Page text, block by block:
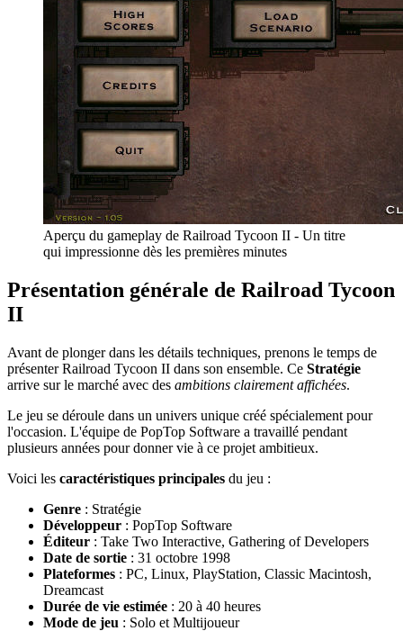
Aperçu du gameplay de Railroad Tycoon II - Un titre
qui impressionne dès les premières minutes
Présentation générale de Railroad Tycoon
II
Avant de plonger dans les détails techniques, prenons le temps de
présenter Railroad Tycoon II dans son ensemble. Ce Stratégie
arrive sur le marché avec des ambitions clairement affichées.
Le jeu se déroule dans un univers unique créé spécialement pour
l'occasion. L'équipe de PopTop Software a travaillé pendant
plusieurs années pour donner vie à ce projet ambitieux.
Voici les caractéristiques principales du jeu :
Genre : Stratégie
Développeur : PopTop Software
Éditeur : Take Two Interactive, Gathering of Developers
Date de sortie : 31 octobre 1998
Plateformes : PC, Linux, PlayStation, Classic Macintosh,
Dreamcast
Durée de vie estimée : 20 à 40 heures
Mode de jeu : Solo et Multijoueur